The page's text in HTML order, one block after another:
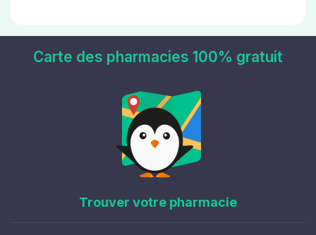
Carte des pharmacies 100% gratuit
Trouver votre pharmacie